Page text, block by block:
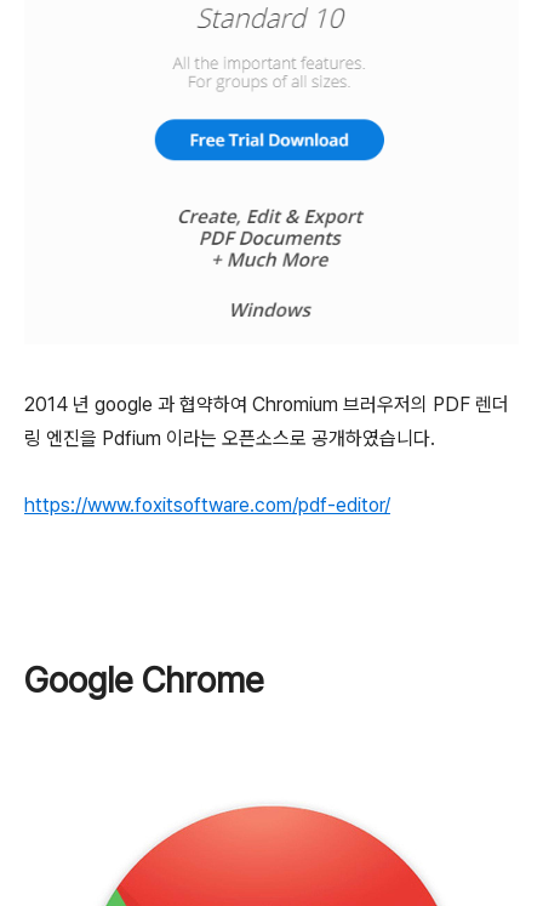
2014 년 google 과 협약하여 Chromium 브러우저의 PDF 렌더
링 엔진을 Pdfium 이라는 오픈소스로 공개하였습니다.
https://www.foxitsoftware.com/pdf-editor/
Google Chrome